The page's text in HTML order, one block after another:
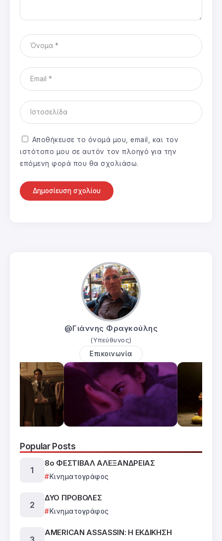
Αποθήκευσε το όνομά μου, email, και τον
ιστότοπο μου σε αυτόν τον πλοηγό για την
επόμενη φορά που θα σχολιάσω.
@Γιάννης Φραγκούλης
(Υπεύθυνος)
Επικοινωνία
Popular Posts
8ο ΦΕΣΤΙΒΑΛ ΑΛΕΞΑΝΔΡΕΙΑΣ
Κινηματογράφος
ΔΥΟ ΠΡΟΒΟΛΕΣ
Κινηματογράφος
AMERICAN ASSASSIN: Η ΕΚΔΙΚΗΣΗ